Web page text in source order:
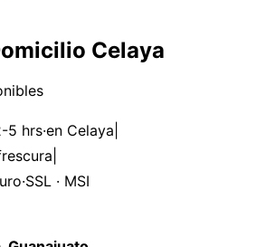
Celaya
s
5 hrs·en Celaya
·SSL · MSI